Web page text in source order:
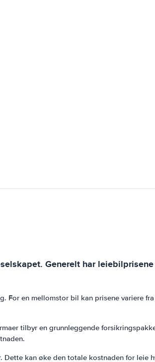
Generelt har
en mellomstor bil kan prisene variere
tilbyr en grunnleggende
kan øke den totale kostnaden for leie